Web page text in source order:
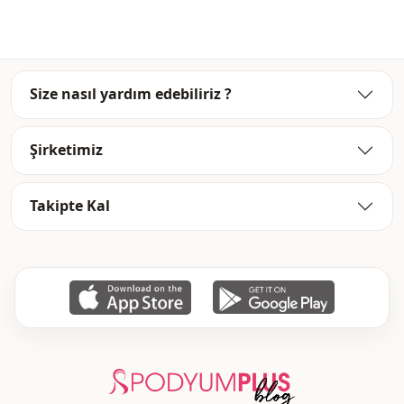
Size nasıl yardım edebiliriz ?
Şirketimiz
Takipte Kal